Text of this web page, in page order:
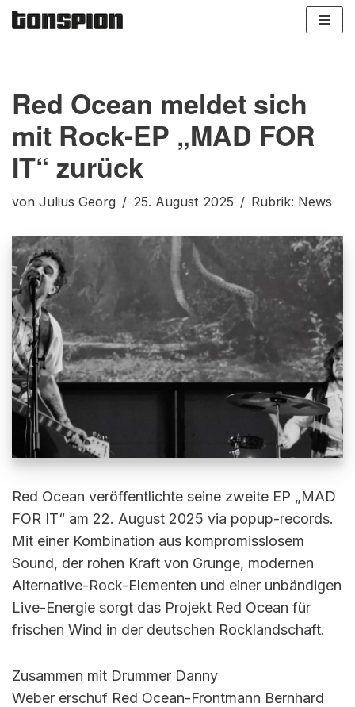
Red Ocean meldet sich
mit Rock-EP „MAD FOR
IT“ zurück
von Julius Georg 25. August 2025 Rubrik: News
Red Ocean veröffentlichte seine zweite EP „MAD
FOR IT“ am 22. August 2025 via popup-records.
Mit einer Kombination aus kompromisslosem
Sound, der rohen Kraft von Grunge, modernen
Alternative-Rock-Elementen und einer unbändigen
Live-Energie sorgt das Projekt Red Ocean für
frischen Wind in der deutschen Rocklandschaft.
Zusammen mit Drummer Danny
Weber erschuf Red Ocean-Frontmann Bernhard